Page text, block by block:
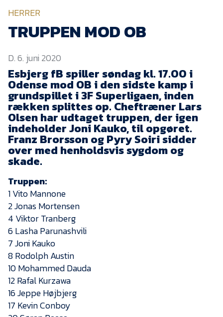
NYHEDER
EfB Akademi
Sydvestjysk Fodbold
Samarbejde
Partnere
Blue Water Arena
Aktionærinformation
Job i EfB
Presse
HERRER
TRUPPEN MOD OB
D. 6. juni 2020
Esbjerg fB spiller søndag kl. 17.00 i
Odense mod OB i den sidste kamp i
grundspillet i 3F Superligaen, inden
rækken splittes op. Cheftræner Lars
Olsen har udtaget truppen, der igen
indeholder Joni Kauko, til opgøret.
Franz Brorsson og Pyry Soiri sidder
over med henholdsvis sygdom og
skade.
Truppen:
1 Vito Mannone
2 Jonas Mortensen
4 Viktor Tranberg
6 Lasha Parunashvili
7 Joni Kauko
8 Rodolph Austin
10 Mohammed Dauda
12 Rafal Kurzawa
16 Jeppe Højbjerg
17 Kevin Conboy